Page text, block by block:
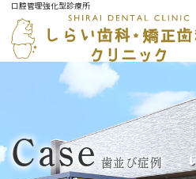
口腔管理強化型診療所
Case 歯並び症例